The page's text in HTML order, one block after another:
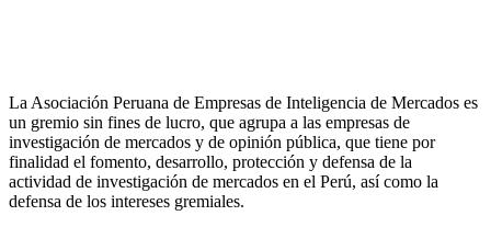
La Asociación Peruana de Empresas de Inteligencia de Mercados es
un gremio sin fines de lucro, que agrupa a las empresas de
investigación de mercados y de opinión pública, que tiene por
finalidad el fomento, desarrollo, protección y defensa de la
actividad de investigación de mercados en el Perú, así como la
defensa de los intereses gremiales.